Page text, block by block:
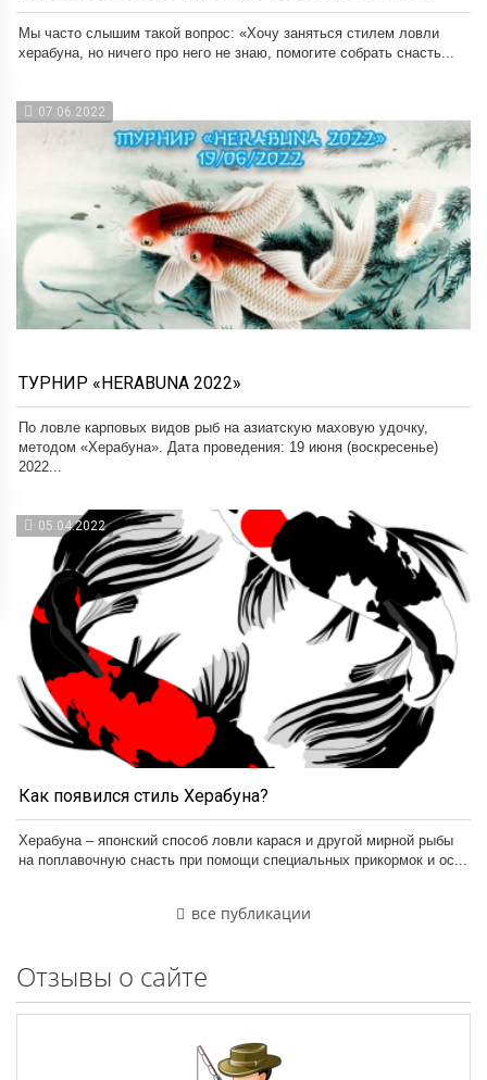
Мы часто слышим такой вопрос: «Хочу заняться стилем ловли
херабуна, но ничего про него не знаю, помогите собрать снасть...
07.06.2022
ТУРНИР «HERABUNA 2022»
По ловле карповых видов рыб на азиатскую маховую удочку,
методом «Херабуна». Дата проведения: 19 июня (воскресенье)
2022...
05.04.2022
Как появился стиль Херабуна?
Херабуна – японский способ ловли карася и другой мирной рыбы
на поплавочную снасть при помощи специальных прикормок и ос...
все публикации
Отзывы о сайте